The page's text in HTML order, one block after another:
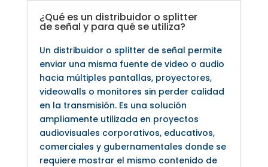
¿Qué es un distribuidor o splitter
de señal y para qué se utiliza?
Un distribuidor o splitter de señal permite
enviar una misma fuente de video o audio
hacia múltiples pantallas, proyectores,
videowalls o monitores sin perder calidad
en la transmisión. Es una solución
ampliamente utilizada en proyectos
audiovisuales corporativos, educativos,
comerciales y gubernamentales donde se
requiere mostrar el mismo contenido de